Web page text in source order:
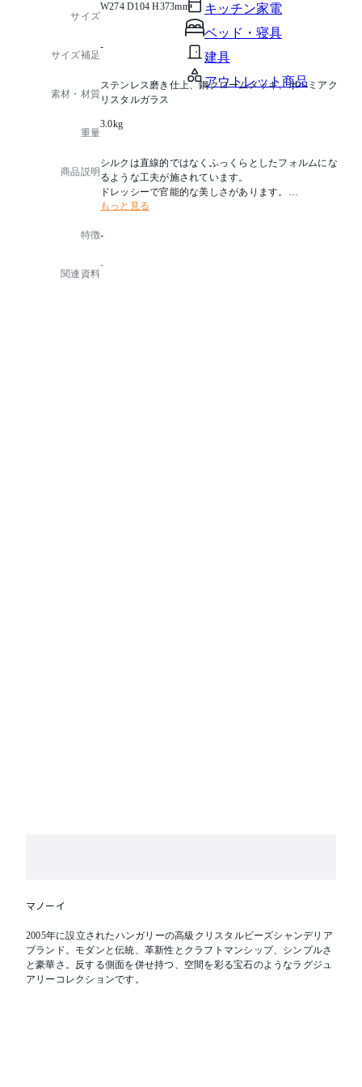
キッチン家電
ベッド・寝具
建具
アウトレット商品
サイズ
W274 D104 H373mm
サイズ補足
-
素材・材質
ステンレス磨き仕上、鋼クロームメッキ、ボヘミアク
リスタルガラス
重量
3.0kg
商品説明
シルクは直線的ではなくふっくらとしたフォルムにな
るような工夫が施されています。
ドレッシーで官能的な美しさがあります。
消費電力：120W
備考：受注品
もっと見る
特徴-
関連資料
-
マノーイ
2005年に設立されたハンガリーの高級クリスタルビーズシャンデリア
ブランド。モダンと伝統、革新性とクラフトマンシップ、シンプルさ
と豪華さ。反する側面を併せ持つ、空間を彩る宝石のようなラグジュ
アリーコレクションです。